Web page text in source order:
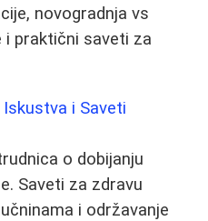
novogradnja vs
i praktični saveti za
i Saveti
o dobijanju
Saveti za zdravu
i održavanje